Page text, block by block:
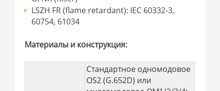
LSZH FR (flame retardant): IEC 60332-3,
60754, 61034
Материалы и конструкция:
Стандартное одномодовое
OS2 (G.652D) или